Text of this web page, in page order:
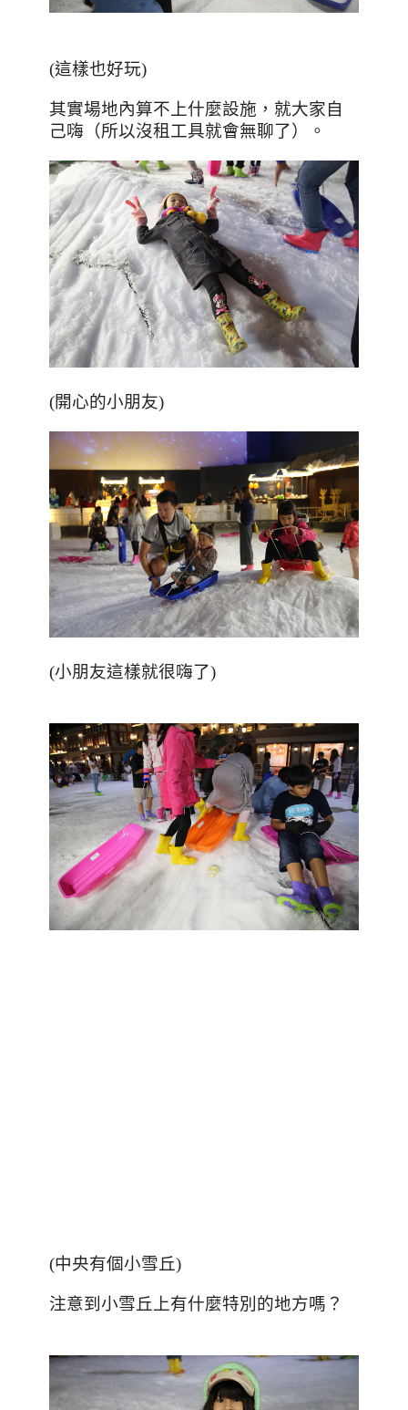
(這樣也好玩)
其實場地內算不上什麼設施，就大家自
己嗨（所以沒租工具就會無聊了）。
(開心的小朋友)
(小朋友這樣就很嗨了)
(中央有個小雪丘)
注意到小雪丘上有什麼特別的地方嗎？